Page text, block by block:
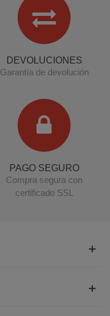
DEVOLUCIONES
Garantía de devolución
PAGO SEGURO
Compra segura con
certificado SSL